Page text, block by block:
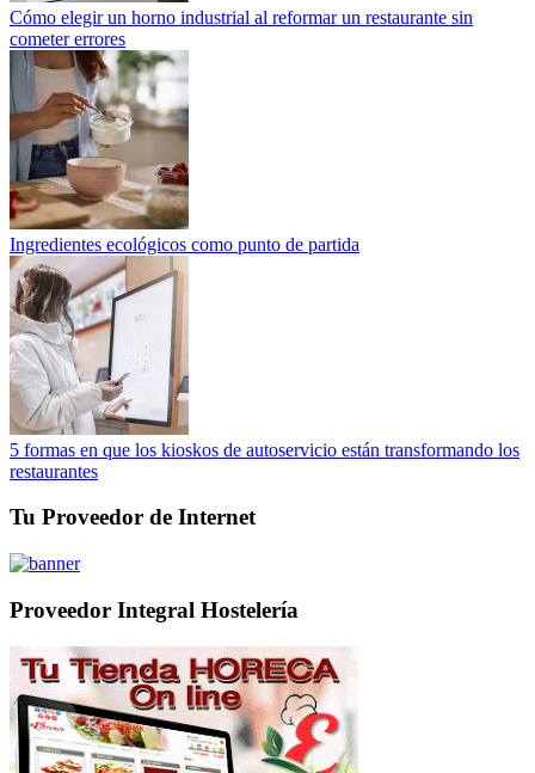
Cómo elegir un horno industrial al reformar un restaurante sin
cometer errores
Ingredientes ecológicos como punto de partida
5 formas en que los kioskos de autoservicio están transformando los
restaurantes
Tu Proveedor de Internet
Proveedor Integral Hostelería